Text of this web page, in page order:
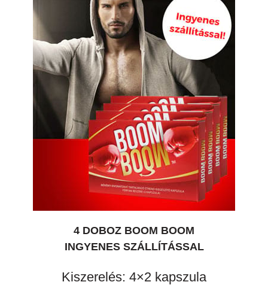
4 DOBOZ BOOM BOOM
INGYENES SZÁLLÍTÁSSAL
Kiszerelés: 4×2 kapszula